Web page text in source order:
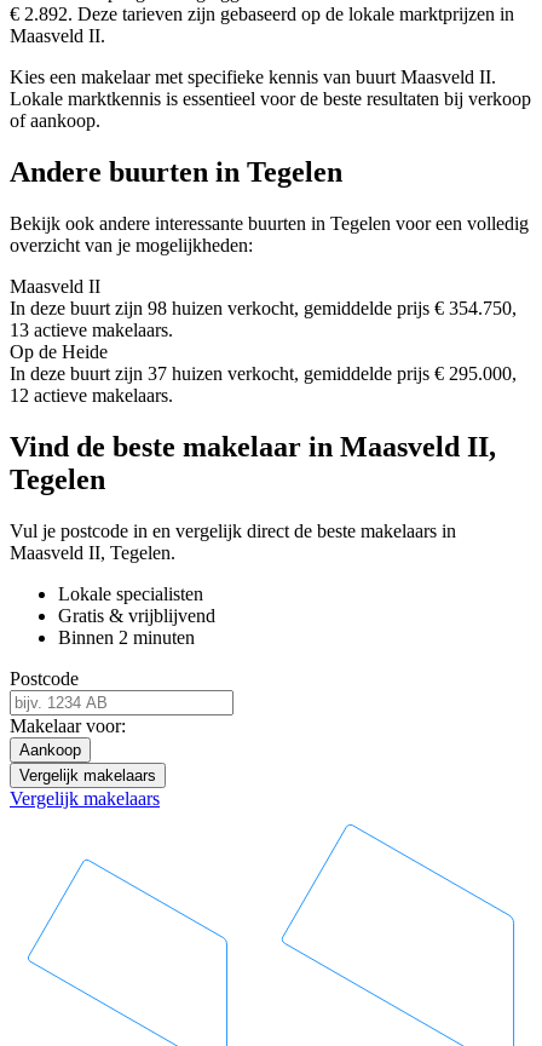
€ 2.892. Deze tarieven zijn gebaseerd op de lokale marktprijzen in
Maasveld II.
Kies een makelaar met specifieke kennis van buurt Maasveld II.
Lokale marktkennis is essentieel voor de beste resultaten bij verkoop
of aankoop.
Andere buurten in Tegelen
Bekijk ook andere interessante buurten in Tegelen voor een volledig
overzicht van je mogelijkheden:
Maasveld II
In deze buurt zijn 98 huizen verkocht, gemiddelde prijs € 354.750,
13 actieve makelaars.
Op de Heide
In deze buurt zijn 37 huizen verkocht, gemiddelde prijs € 295.000,
12 actieve makelaars.
Vind de beste makelaar in Maasveld II,
Tegelen
Vul je postcode in en vergelijk direct de beste makelaars in
Maasveld II, Tegelen.
Lokale specialisten
Gratis & vrijblijvend
Binnen 2 minuten
Postcode
Makelaar voor:
Aankoop
Vergelijk makelaars
Vergelijk makelaars